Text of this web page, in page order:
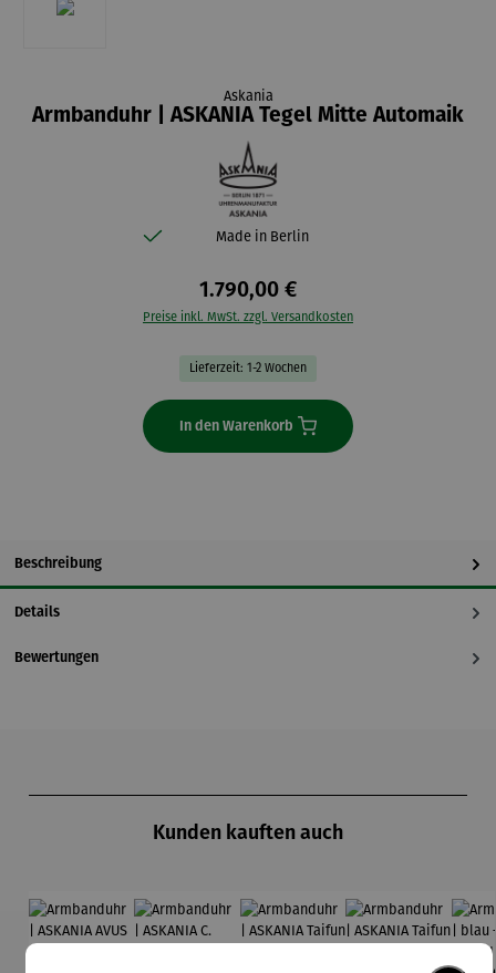
Askania
Armbanduhr | ASKANIA Tegel Mitte Automaik
Made in Berlin
1.790,00 €
Preise inkl. MwSt. zzgl. Versandkosten
Lieferzeit: 1-2 Wochen
In den Warenkorb
Beschreibung
Details
Bewertungen
Kunden kauften auch